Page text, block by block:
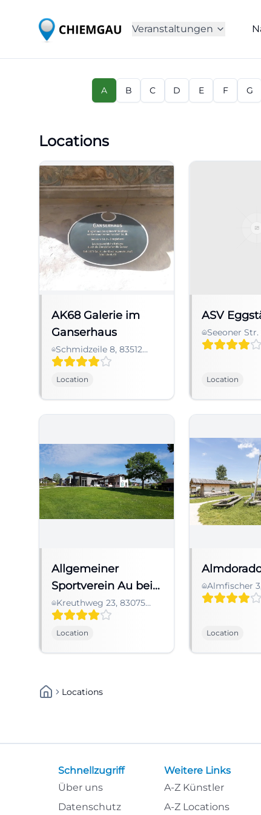
Veranstaltungen
A B C D E F G
Locations
AK68 Galerie im
Ganserhaus
Schmidzeile 8, 83512
Wasserburg am Inn,
Location
ASV
Seeoner Str.
Eggstätt,
Location
Allgemeiner
Sportverein Au bei
Bad Aibling e.V.
Kreuthweg 23, 83075
Bad Feilnbach,
Location
Almfischer
Übersee,
Location
Locations
Schnellzugriff
Über uns
Datenschutz
Weitere Links
A-Z Künstler
A-Z Locations